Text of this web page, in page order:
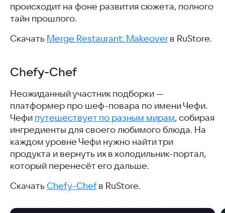
происходит на фоне развития сюжета, полного
тайн прошлого.
Скачать Merge Restaurant: Makeoverв RuStore.
Chefy-Chef
Неожиданный участник подборки —
платформер про шеф-повара по имени Чефи.
Чефи путешествует по разным мирам, собирая
ингредиенты для своего любимого блюда. На
каждом уровне Чефи нужно найти три
продукта и вернуть их в холодильник-портал,
который перенесёт его дальше.
Скачать Chefy-Chefв RuStore.